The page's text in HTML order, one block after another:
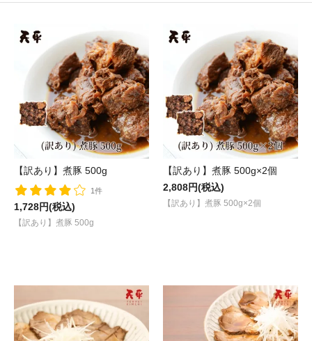
【訳あり】煮豚 500g
1件
1,728円(税込)
【訳あり】煮豚 500g
【訳あり】煮豚 500g×2個
2,808円(税込)
【訳あり】煮豚 500g×2個